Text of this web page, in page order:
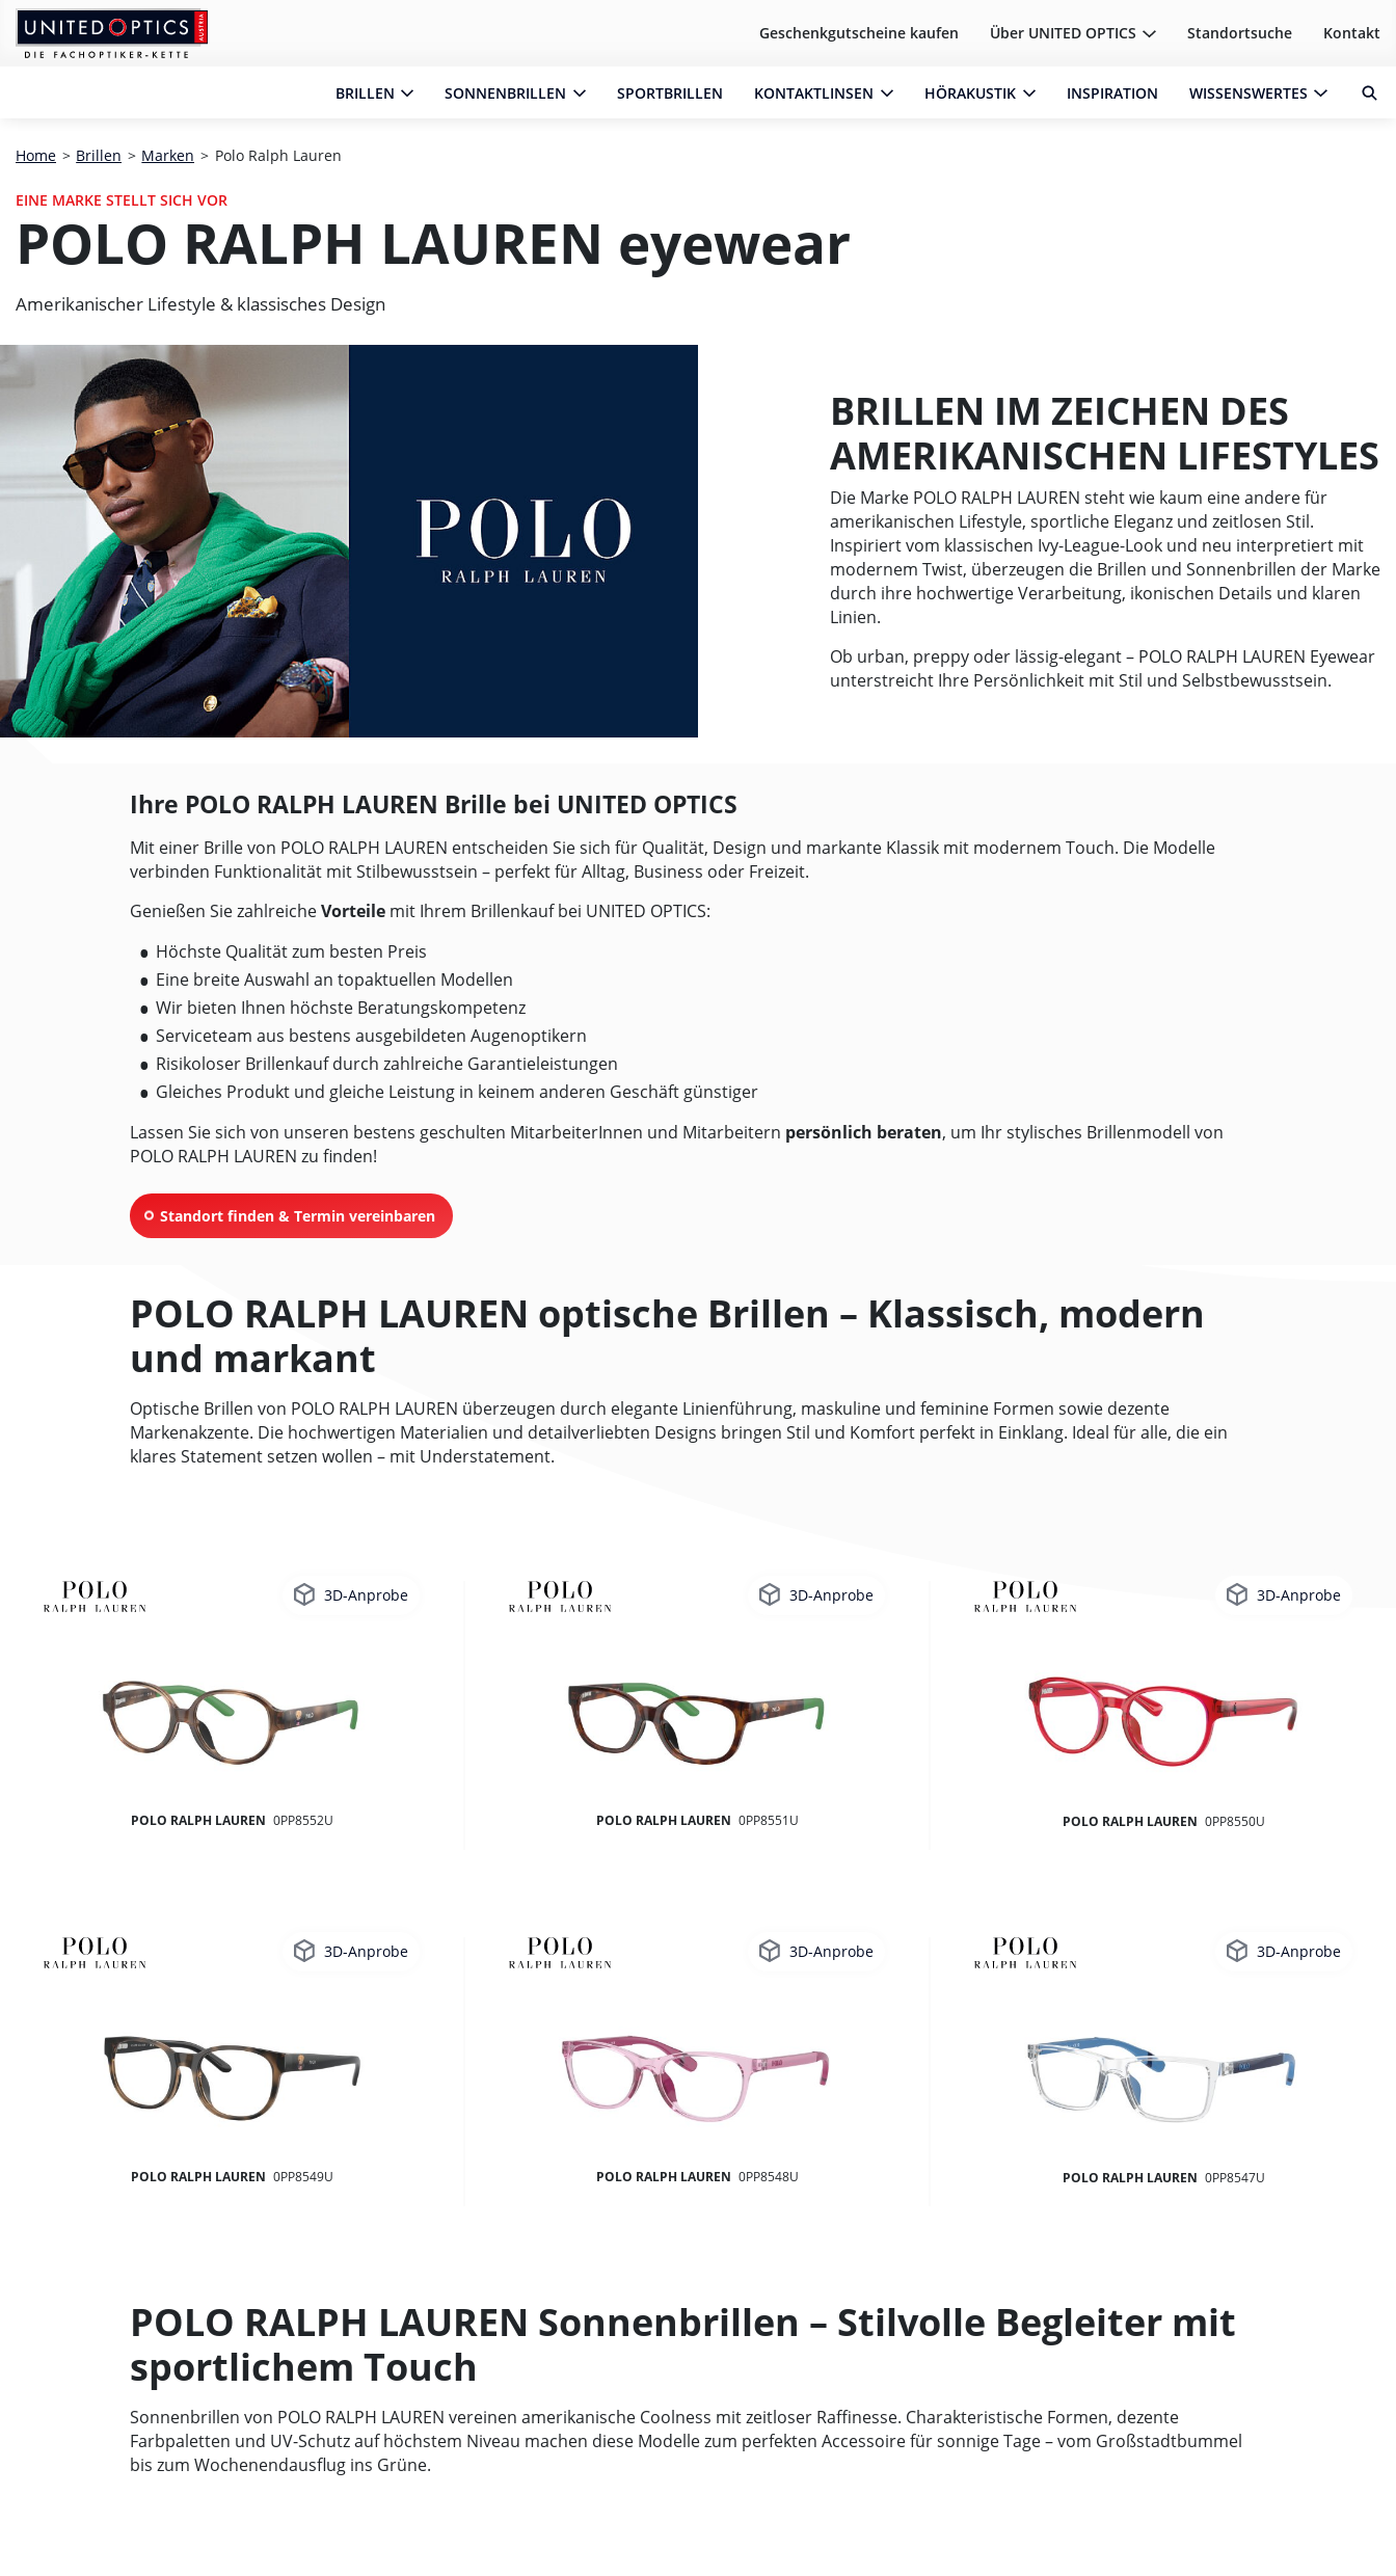
Zum Hauptinhalt springen
Zum Footer springen
Zum Ende der Navigation springen
Geschenkgutscheine kaufen Über UNITED OPTICS Standortsuche Kontakt
BRILLEN SONNENBRILLEN SPORTBRILLEN KONTAKTLINSEN HÖRAKUSTIK INSPIRATION WISSENSWERTES
Zum Beginn der Navigation springen
Home > Brillen > Marken > Polo Ralph Lauren
EINE MARKE STELLT SICH VOR
POLO RALPH LAUREN eyewear
Amerikanischer Lifestyle & klassisches Design
BRILLEN IM ZEICHEN DES
AMERIKANISCHEN LIFESTYLES
Die Marke POLO RALPH LAUREN steht wie kaum eine andere für
amerikanischen Lifestyle, sportliche Eleganz und zeitlosen Stil.
Inspiriert vom klassischen Ivy-League-Look und neu interpretiert mit
modernem Twist, überzeugen die Brillen und Sonnenbrillen der Marke
durch ihre hochwertige Verarbeitung, ikonischen Details und klaren
Linien.
Ob urban, preppy oder lässig-elegant – POLO RALPH LAUREN Eyewear
unterstreicht Ihre Persönlichkeit mit Stil und Selbstbewusstsein.
Ihre POLO RALPH LAUREN Brille bei UNITED OPTICS
Mit einer Brille von POLO RALPH LAUREN entscheiden Sie sich für Qualität, Design und markante Klassik mit modernem Touch. Die Modelle
verbinden Funktionalität mit Stilbewusstsein – perfekt für Alltag, Business oder Freizeit.
Genießen Sie zahlreicheVorteilemit Ihrem Brillenkauf bei UNITED OPTICS:
Höchste Qualität zum besten Preis
Eine breite Auswahl an topaktuellen Modellen
Wir bieten Ihnen höchste Beratungskompetenz
Serviceteam aus bestens ausgebildeten Augenoptikern
Risikoloser Brillenkauf durch zahlreiche Garantieleistungen
Gleiches Produkt und gleiche Leistung in keinem anderen Geschäft günstiger
Lassen Sie sich von unseren bestens geschulten MitarbeiterInnen und Mitarbeitern persönlich beraten, um Ihr stylisches Brillenmodell von
POLO RALPH LAUREN zu finden!
Standort finden & Termin vereinbaren
POLO RALPH LAUREN optische Brillen – Klassisch, modern
und markant
Optische Brillen von POLO RALPH LAUREN überzeugen durch elegante Linienführung, maskuline und feminine Formen sowie dezente
Markenakzente. Die hochwertigen Materialien und detailverliebten Designs bringen Stil und Komfort perfekt in Einklang. Ideal für alle, die ein
klares Statement setzen wollen – mit Understatement.
POLO RALPH LAUREN 0PP8552U
3D-Anprobe
POLO RALPH LAUREN 0PP8551U
3D-Anprobe
POLO RALPH LAUREN 0PP8550U
3D-Anprobe
POLO RALPH LAUREN 0PP8549U
3D-Anprobe
POLO RALPH LAUREN 0PP8548U
3D-Anprobe
POLO RALPH LAUREN 0PP8547U
3D-Anprobe
POLO RALPH LAUREN Sonnenbrillen – Stilvolle Begleiter mit
sportlichem Touch
Sonnenbrillen von POLO RALPH LAUREN vereinen amerikanische Coolness mit zeitloser Raffinesse. Charakteristische Formen, dezente
Farbpaletten und UV-Schutz auf höchstem Niveau machen diese Modelle zum perfekten Accessoire für sonnige Tage – vom Großstadtbummel
bis zum Wochenendausflug ins Grüne.